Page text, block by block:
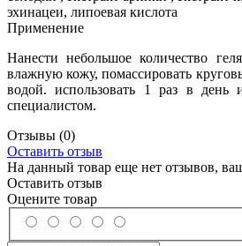
эхинацеи, липоевая кислота
Применение
Нанести небольшое количество
влажную кожу, помассировать
водой. использовать 1 раз в день
специалистом.
Отзывы (0)
Оставить отзыв
На данный товар еще нет отзывов,
Оставить отзыв
Оцените товар